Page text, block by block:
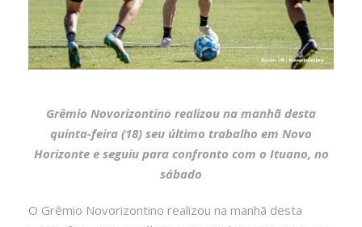
Grêmio Novorizontino realizou na manhã desta
quinta-feira (18) seu último trabalho em Novo
Horizonte e seguiu para confronto com o Ituano, no
sábado
O Grêmio Novorizontino realizou na manhã desta